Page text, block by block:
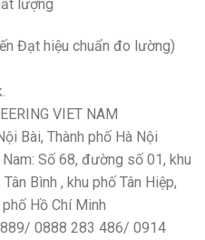
lượng
Đạt hiệu chuẩn đo lường)
VIET NAM
Bài, Thành phố Hà Nội
Số 68, đường số 01, khu
Bình , khu phố Tân Hiệp,
Hồ Chí Minh
0888 283 486/ 0914